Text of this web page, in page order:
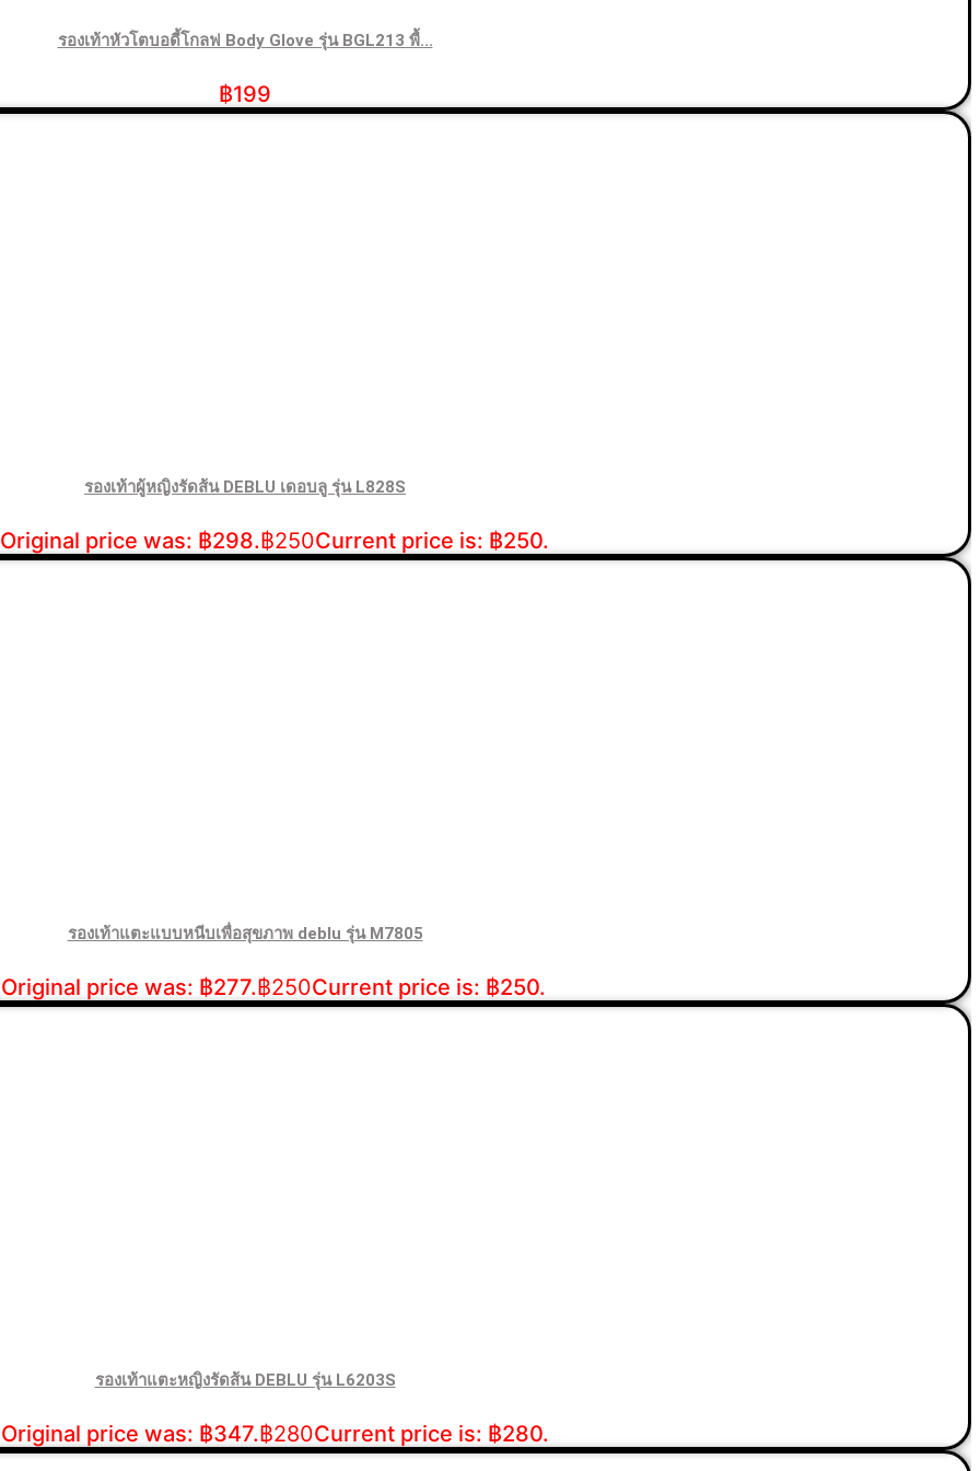
รองเท้าหัวโตบอดี้โกลฟ Body Glove รุ่น BGL213 พื้...
฿199
รองเท้าผู้หญิงรัดส้น DEBLU เดอบลู รุ่น L828S
Original price was: ฿298.฿250Current price is: ฿250.
รองเท้าแตะแบบหนีบเพื่อสุขภาพ deblu รุ่น M7805
Original price was: ฿277.฿250Current price is: ฿250.
รองเท้าแตะหญิงรัดส้น DEBLU รุ่น L6203S
Original price was: ฿347.฿280Current price is: ฿280.